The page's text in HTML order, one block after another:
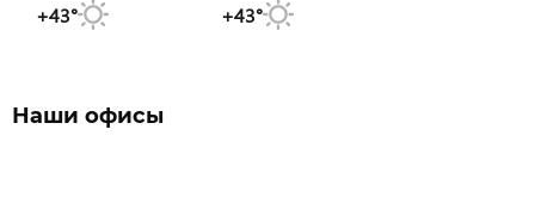
+43° +43°
Наши офисы